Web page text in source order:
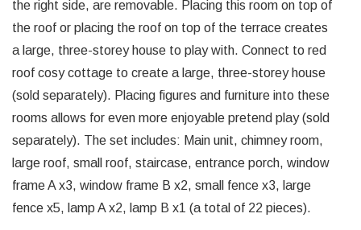
the right side, are removable. Placing this room on top of
the roof or placing the roof on top of the terrace creates
a large, three-storey house to play with. Connect to red
roof cosy cottage to create a large, three-storey house
(sold separately). Placing figures and furniture into these
rooms allows for even more enjoyable pretend play (sold
separately). The set includes: Main unit, chimney room,
large roof, small roof, staircase, entrance porch, window
frame A x3, window frame B x2, small fence x3, large
fence x5, lamp A x2, lamp B x1 (a total of 22 pieces).